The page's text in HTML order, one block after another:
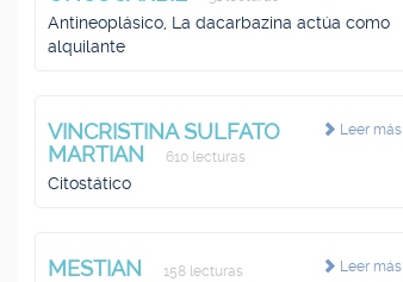
Antineoplásico, La dacarbazina actúa como
alquilante
Leer más
VINCRISTINA SULFATO
MARTIAN
610 lecturas
Citostático
Leer más
MESTIAN 158 lecturas